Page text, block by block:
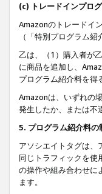
(c) トレードインプロ
Amazonのトレードイ
（「特別プログラム
乙は、（1）購入者が
に商品を追加し、
プログラム紹介料を得
Amazonは、いずれの
発生したか、または不
5. プログラム紹介料の
アソシエイトタグは、
同じトラフィックを使
の操作や組み合わせに
ます。